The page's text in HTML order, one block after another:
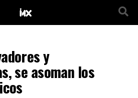
y
se asoman los